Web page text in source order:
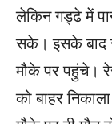
लेकिन गड्ढे में
सके। इसके बाद
मौके पर पहुंचे।
को बाहर